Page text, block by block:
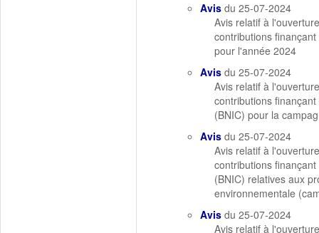
Avis du 25-07-2024
Avis relatif à
contributions
pour l'année 2024
Avis du 25-07-2024
Avis relatif à
contributions
(BNIC) pour la
Avis du 25-07-2024
Avis relatif à
contributions
(BNIC) relatives aux
environnementale
Avis du 25-07-2024
Avis relatif à